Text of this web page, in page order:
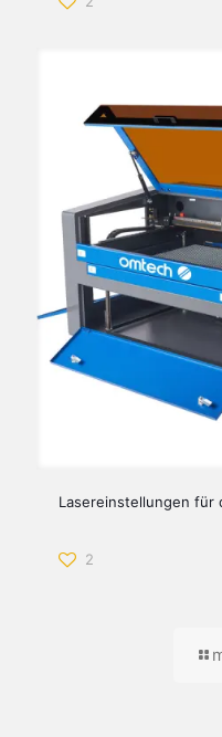
Lasereinstellungen für
2